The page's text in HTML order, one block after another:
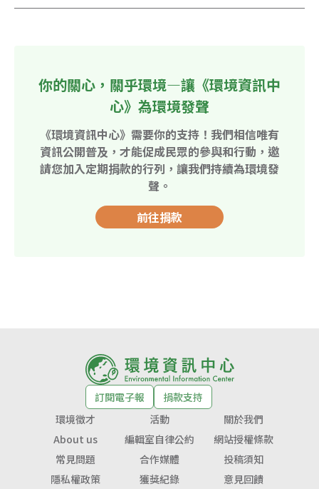
你的關心，關乎環境—讓《環境資訊中
心》為環境發聲
《環境資訊中心》需要你的支持！我們相信唯有
資訊公開普及，才能促成民眾的參與和行動，邀
請您加入定期捐款的行列，讓我們持續為環境發
聲。
前往捐款
訂閱電子報
捐款支持
環境徵才
活動
關於我們
About us
編輯室自律公約
網站授權條款
常見問題
合作媒體
投稿須知
隱私權政策
獲獎紀錄 意見回饋